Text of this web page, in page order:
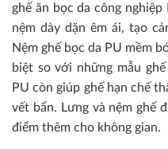
ghế ăn bọc da công
nệm dày dặn êm ái, tạo
Nệm ghế bọc da PU mềm
biệt so với những mẫu
PU còn giúp ghế hạn chế
vết bẩn. Lưng và nệm ghế
điểm thêm cho không gian.